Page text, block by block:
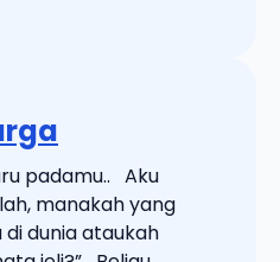
padamu.. Aku
manakah yang
dunia ataukah